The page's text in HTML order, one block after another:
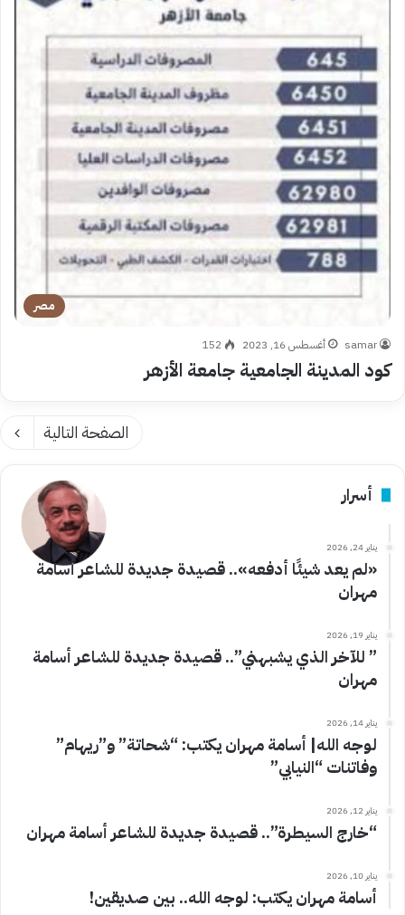
مصر
samar أغسطس 16, 2023 152
كود المدينة الجامعية جامعة الأزهر
الصفحة التالية
أسرار
يناير 24, 2026
«لم يعد شيئًا أدفعه».. قصيدة جديدة للشاعر أسامة
مهران
يناير 19, 2026
” للآخر الذي يشبهني”.. قصيدة جديدة للشاعر أسامة
مهران
يناير 14, 2026
لوجه الله| أسامة مهران يكتب: “شحاتة” و”ريهام”
وفاتنات “النيابي”
يناير 12, 2026
“خارج السيطرة”.. قصيدة جديدة للشاعر أسامة مهران
يناير 10, 2026
أسامة مهران يكتب: لوجه الله.. بين صديقين!